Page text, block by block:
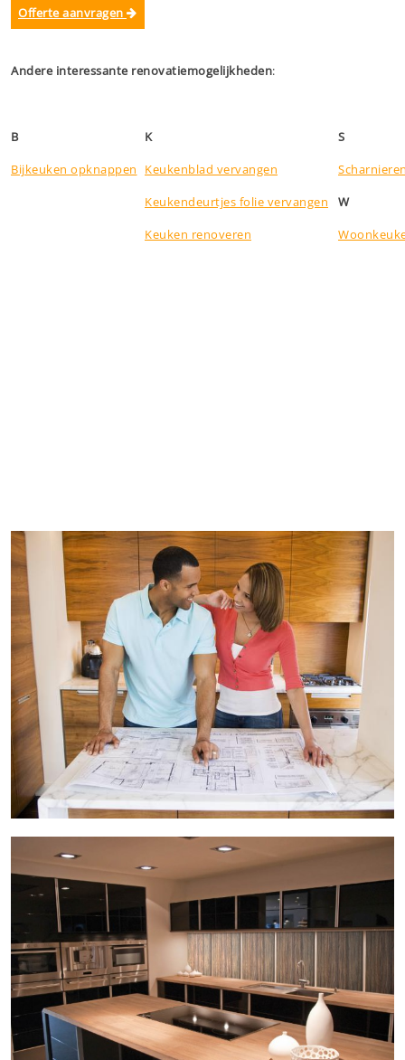
Offerte aanvragen
Andere interessante renovatiemogelijkheden:
B
Bijkeuken opknappen
K
Keukenblad vervangen
Keukendeurtjes folie vervangen
Keuken renoveren
S
W